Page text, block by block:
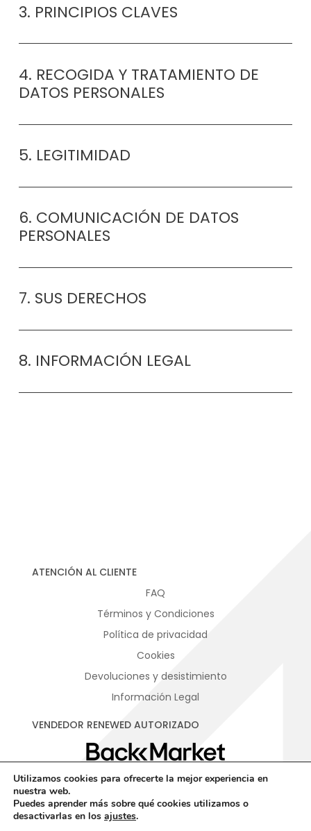
3. PRINCIPIOS CLAVES
4. RECOGIDA Y TRATAMIENTO DE
DATOS PERSONALES
5. LEGITIMIDAD
6. COMUNICACIÓN DE DATOS
PERSONALES
7. SUS DERECHOS
8. INFORMACIÓN LEGAL
ATENCIÓN AL CLIENTE
FAQ
Términos y Condiciones
Política de privacidad
Cookies
Devoluciones y desistimiento
Información Legal
VENDEDOR RENEWED AUTORIZADO
Utilizamos cookies para ofrecerte la mejor experiencia en
nuestra web.
Puedes aprender más sobre qué cookies utilizamos o
desactivarlas en los ajustes.